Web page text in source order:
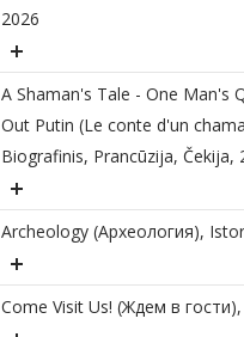
2026
A Shaman's Tale - One Man's
Out Putin (Le conte d'un
Biografinis, Prancūzija, Čekija,
Archeology (Археология),
Come Visit Us! (Ждем в